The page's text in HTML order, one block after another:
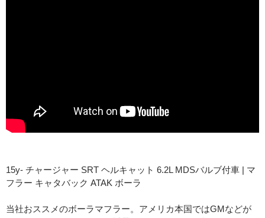
15y- チャージャー SRT ヘルキャット 6.2L MDSバルブ付車 | マ
フラー キャタバック ATAK ボーラ
当社おススメのボーラマフラー。アメリカ本国ではGMなどが